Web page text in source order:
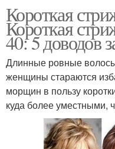
Короткая
Короткая
40: 5 доводов
Длинные ровные
женщины стараются
морщин в пользу
куда более уместными,